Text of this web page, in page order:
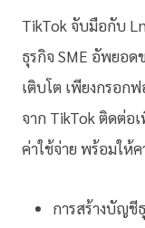
TikTok จับมือกับ
ธุรกิจ SME อัพยอด
เติบโต เพียงกรอก
จาก TikTok ติดต่อ
ค่าใช้จ่าย พร้อมให้
การสร้างบัญชี